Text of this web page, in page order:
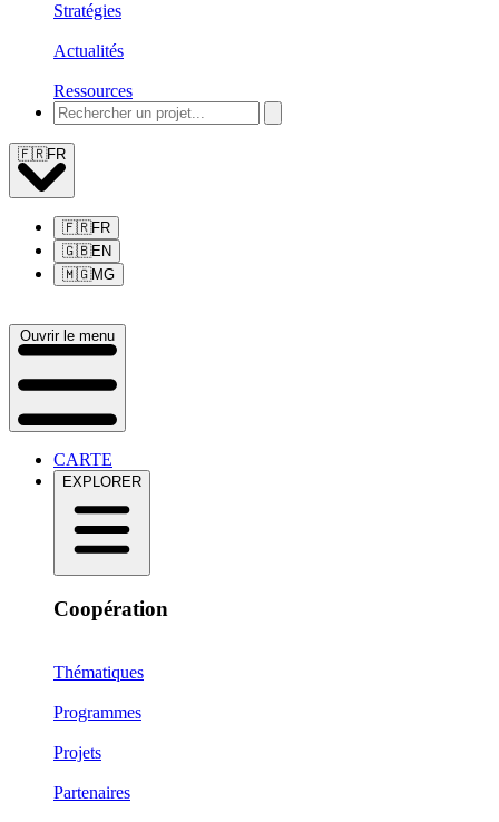
Stratégies
Actualités
Ressources
🇫🇷FR
🇫🇷FR
🇬🇧EN
🇲🇬MG
Ouvrir le menu
CARTE
EXPLORER
Coopération
Thématiques
Programmes
Projets
Partenaires